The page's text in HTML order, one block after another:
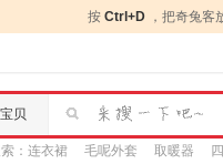
按 Ctrl+D ，把奇兔客
贝
： 连衣裙 毛呢外套 取暖器